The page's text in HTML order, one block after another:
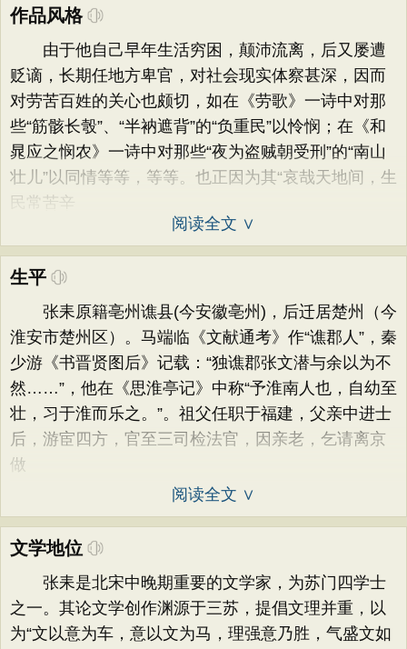
作品风格
由于他自己早年生活穷困，颠沛流离，后又屡遭
贬谪，长期任地方卑官，对社会现实体察甚深，因而
对劳苦百姓的关心也颇切，如在《劳歌》一诗中对那
些“筋骸长彀”、“半衲遮背”的“负重民”以怜悯；在《和
晁应之悯农》一诗中对那些“夜为盗贼朝受刑”的“南山
壮儿”以同情等等，等等。也正因为其“哀哉天地间，生
民常苦辛
阅读全文 ∨
生平
张耒原籍亳州谯县(今安徽亳州)，后迁居楚州（今
淮安市楚州区）。马端临《文献通考》作“谯郡人”，秦
少游《书晋贤图后》记载：“独谯郡张文潜与余以为不
然……”，他在《思淮亭记》中称“予淮南人也，自幼至
壮，习于淮而乐之。”。祖父任职于福建，父亲中进士
后，游宦四方，官至三司检法官，因亲老，乞请离京
做
阅读全文 ∨
文学地位
张耒是北宋中晚期重要的文学家，为苏门四学士
之一。其论文学创作渊源于三苏，提倡文理并重，以
为“文以意为车，意以文为马，理强意乃胜，气盛文如